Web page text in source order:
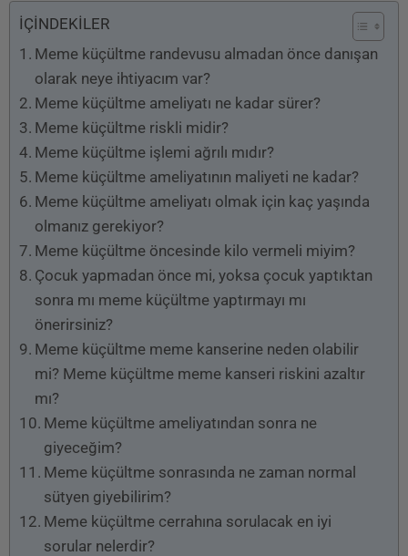
İÇİNDEKİLER
Meme küçültme randevusu almadan önce danışan
olarak neye ihtiyacım var?
Meme küçültme ameliyatı ne kadar sürer?
Meme küçültme riskli midir?
Meme küçültme işlemi ağrılı mıdır?
Meme küçültme ameliyatının maliyeti ne kadar?
Meme küçültme ameliyatı olmak için kaç yaşında
olmanız gerekiyor?
Meme küçültme öncesinde kilo vermeli miyim?
Çocuk yapmadan önce mi, yoksa çocuk yaptıktan
sonra mı meme küçültme yaptırmayı mı
önerirsiniz?
Meme küçültme meme kanserine neden olabilir
mi? Meme küçültme meme kanseri riskini azaltır
mı?
Meme küçültme ameliyatından sonra ne
giyeceğim?
Meme küçültme sonrasında ne zaman normal
sütyen giyebilirim?
Meme küçültme cerrahına sorulacak en iyi
sorular nelerdir?